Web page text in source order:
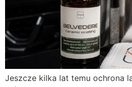
Jeszcze kilka lat temu ochrona